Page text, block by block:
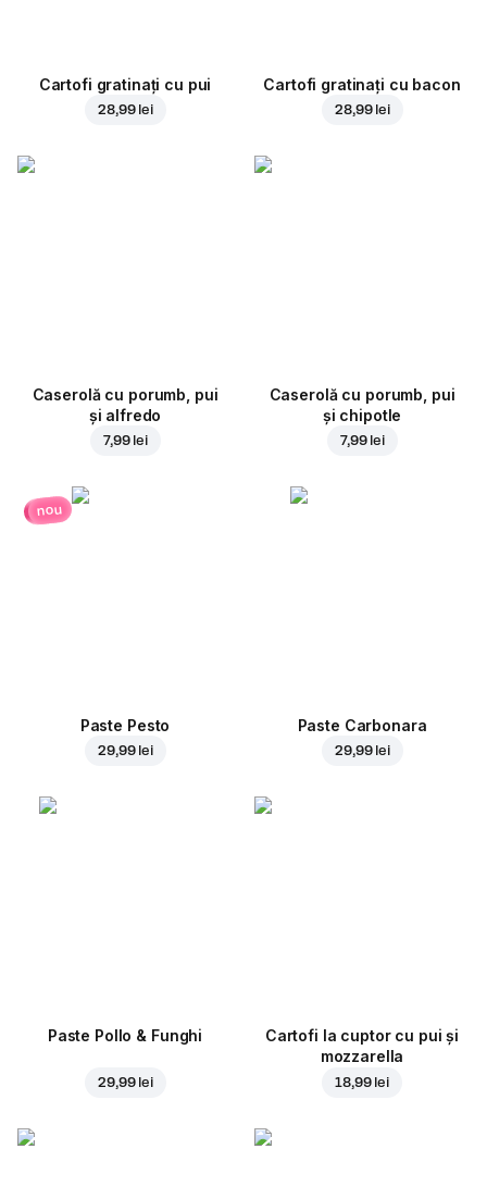
Cartofi gratinați cu pui
28,99 lei
Cartofi gratinați cu bacon
28,99 lei
Caserolă cu porumb, pui
și alfredo
7,99 lei
Caserolă cu porumb, pui
și chipotle
7,99 lei
nou
Paste Pesto
29,99 lei
Paste Carbonara
29,99 lei
Paste Pollo & Funghi
29,99 lei
Cartofi la cuptor cu pui și
mozzarella
18,99 lei